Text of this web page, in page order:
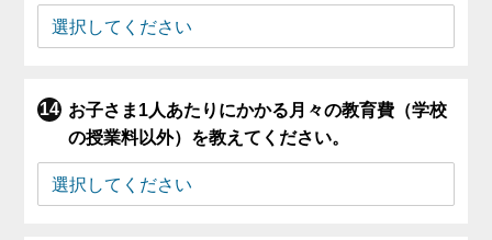
お子さま1人あたりにかかる月々の教育費（学校
の授業料以外）を教えてください。